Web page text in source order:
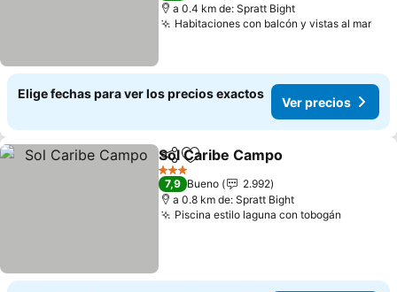
a 0.4 km de: Spratt Bight
Habitaciones con balcón y vistas al mar
Elige fechas para ver los precios exactos
Ver precios
CompartirAgregar a favoritos
Sol Caribe Campo
3 Estrellas
7,9 Bueno
2.992
a 0.8 km de: Spratt Bight
Piscina estilo laguna con tobogán